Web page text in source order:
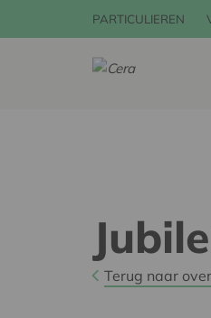
PARTICULIEREN
Terug naar